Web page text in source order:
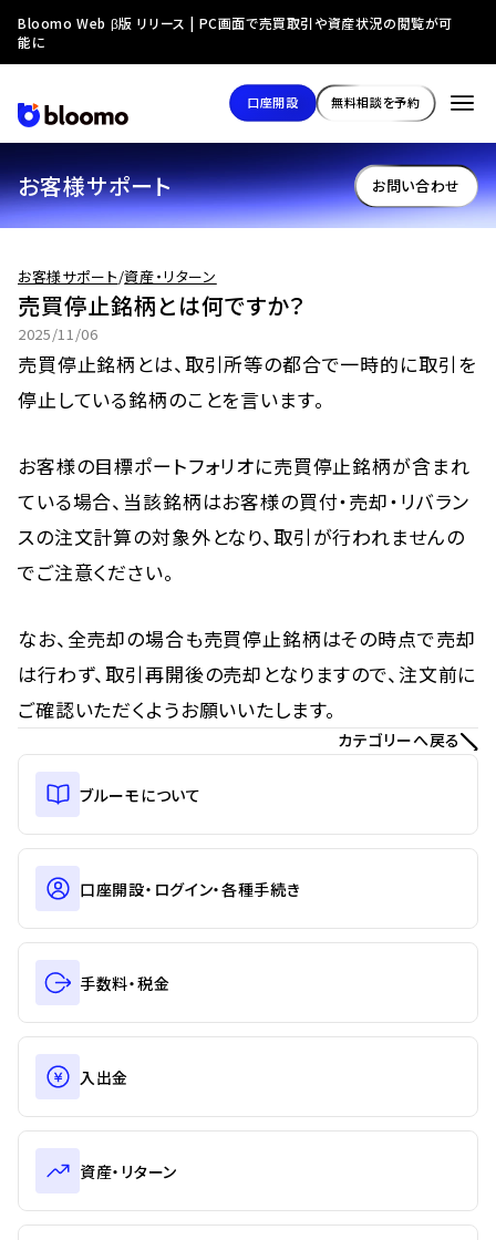
お客様サポート お問い合わせ
お客様サポート/資産・リターン
売買停止銘柄とは何ですか？
2025/11/06
売買停止銘柄とは、取引所等の都合で一時的に取引を
停止している銘柄のことを言います。
お客様の目標ポートフォリオに売買停止銘柄が含まれ
ている場合、当該銘柄はお客様の買付・売却・リバラン
スの注文計算の対象外となり、取引が行われませんの
でご注意ください。
なお、全売却の場合も売買停止銘柄はその時点で売却
は行わず、取引再開後の売却となりますので、注文前に
ご確認いただくようお願いいたします。
カテゴリーへ戻る
ブルーモについて
口座開設・ログイン・各種手続き
手数料・税金
入出金
資産・リターン
Bloomo Web β版 リリース | PC画面で売買取引や資産状況の閲覧が可
能に
口座開設 無料相談を予約